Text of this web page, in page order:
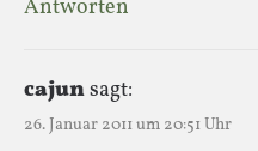
Antworten
cajunsagt:
26. Januar 2011 um 20:51 Uhr